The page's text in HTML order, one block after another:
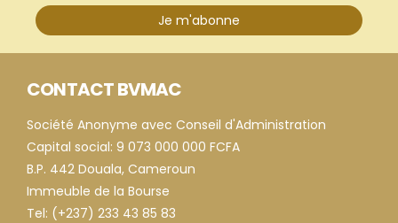
Je m'abonne
CONTACT BVMAC
Société Anonyme avec Conseil d'Administration
Capital social: 9 073 000 000 FCFA
B.P. 442 Douala, Cameroun
Immeuble de la Bourse
Tel: (+237) 233 43 85 83